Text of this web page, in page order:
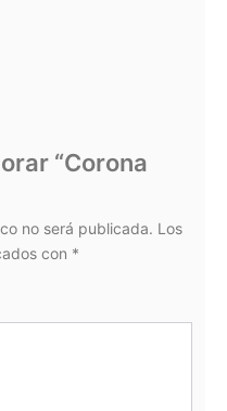
“Corona
no será publicada. Los
con *